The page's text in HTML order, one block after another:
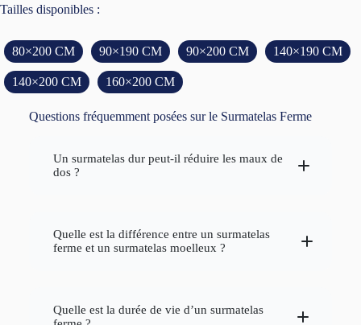
Tailles disponibles :
80×200 CM 90×190 CM 90×200 CM 140×190 CM
140×200 CM 160×200 CM
Questions fréquemment posées sur le Surmatelas Ferme
Un surmatelas dur peut-il réduire les maux de
dos ?
matelas actuel
confort tonique
Quelle est la différence entre un surmatelas
ferme et un surmatelas moelleux ?
surmatelas moelleux
Quelle est la durée de vie d’un surmatelas